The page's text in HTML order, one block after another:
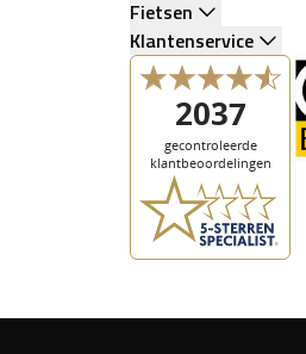
Fietsen
Klantenservice